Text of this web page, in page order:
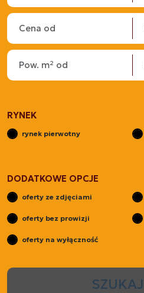
RYNEK
rynek pierwotny
DODATKOWE OPCJE
oferty ze zdjęciami
oferty bez prowizji
oferty na wyłączność
SZUKAJ